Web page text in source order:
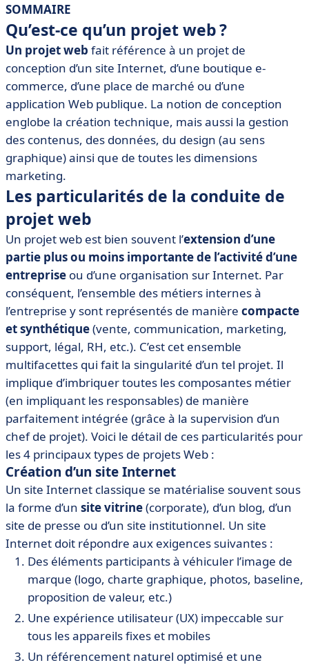
SOMMAIRE
Qu’est-ce qu’un projet web ?
Un projet web fait référence à un projet de
conception d’un site Internet, d’une boutique e-
commerce, d’une place de marché ou d’une
application Web publique. La notion de conception
englobe la création technique, mais aussi la gestion
des contenus, des données, du design (au sens
graphique) ainsi que de toutes les dimensions
marketing.
Les particularités de la conduite de
projet web
Un projet web est bien souvent l’extension d’une
partie plus ou moins importante de l’activité d’une
entreprise ou d’une organisation sur Internet. Par
conséquent, l’ensemble des métiers internes à
l’entreprise y sont représentés de manière compacte
et synthétique(vente, communication, marketing,
support, légal, RH, etc.). C’est cet ensemble
multifacettes qui fait la singularité d’un tel projet. Il
implique d’imbriquer toutes les composantes métier
(en impliquant les responsables) de manière
parfaitement intégrée (grâce à la supervision d’un
chef de projet). Voici le détail de ces particularités pour
les 4 principaux types de projets Web :
Création d’un site Internet
Un site Internet classique se matérialise souvent sous
la forme d’un site vitrine(corporate), d’un blog, d’un
site de presse ou d’un site institutionnel. Un site
Internet doit répondre aux exigences suivantes :
Des éléments participants à véhiculer l’image de
marque (logo, charte graphique, photos, baseline,
proposition de valeur, etc.)
Une expérience utilisateur (UX) impeccable sur
tous les appareils fixes et mobiles
Un référencement naturel optimisé et une